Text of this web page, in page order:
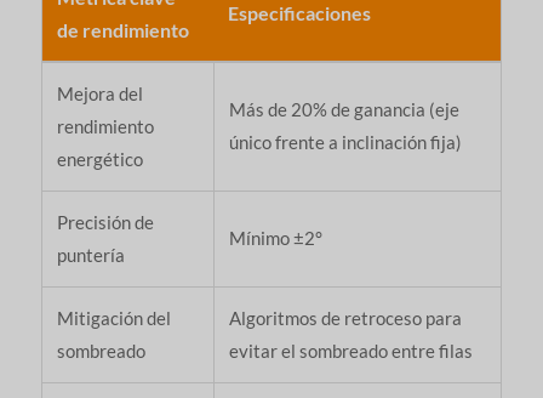
de rendimiento
Especificaciones
Mejora del
rendimiento
energético
Más de 20% de ganancia (eje
único frente a inclinación fija)
Precisión de
puntería
Mínimo ±2°
Mitigación del
sombreado
Algoritmos de retroceso para
evitar el sombreado entre filas